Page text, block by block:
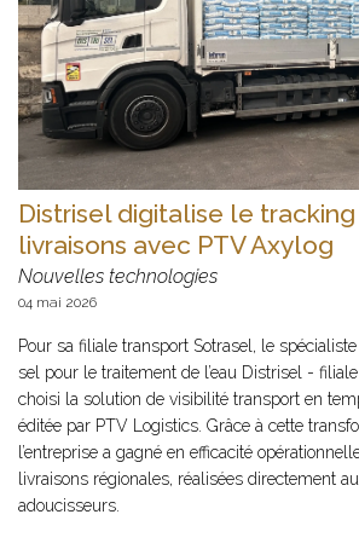
Distrisel digitalise le
livraisons avec PTV Axylog
Nouvelles technologies
04 mai 2026
Pour sa filiale transport Sotrasel, le
sel pour le traitement de l’eau Distrisel -
choisi la solution de visibilité transport en
éditée par PTV Logistics. Grâce à cette
l’entreprise a gagné en efficacité
livraisons régionales, réalisées directement
adoucisseurs.